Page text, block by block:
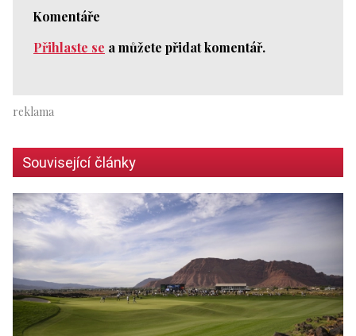
Komentáře
Přihlaste se a můžete přidat komentář.
Související články